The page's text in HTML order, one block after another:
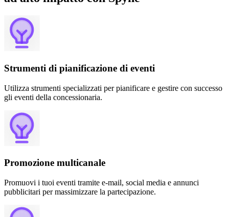
Strumenti di pianificazione di eventi
Utilizza strumenti specializzati per pianificare e gestire con successo
gli eventi della concessionaria.
Promozione multicanale
Promuovi i tuoi eventi tramite e-mail, social media e annunci
pubblicitari per massimizzare la partecipazione.